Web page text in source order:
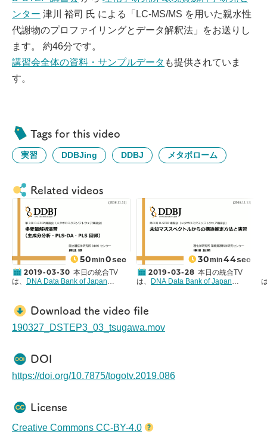
ンター 津川 裕司 氏 による「LC-MS/MS を用いた親水性
代謝物のプロファイリングとデータ解釈法」をお送りし
ます。 約46分です。
講習会全体の資料・サンプルデータ も提供されていま
す。
Tags for this video
実習 DDBJing DDBJ メタボローム
Related videos
50min0sec
2019-03-30 本日の統合TV
は、 DNA Data Bank of Japan
STEP 講習会から国立遺伝学研究所
DDBJ センター櫻井 望 氏 による
「多変量解析演習（主成分分析・
PLS-DA・PLS 回帰）」をお送りし
講習会全体の資料・サンプルデータ
も提供されています。
30min44sec
2019-03-28 本日の統合TV
は、 DNA Data Bank of Japan
STEP 講習会
資源科学研究センター
による「未知マススペクトルからの
構造推定方法と演習」をお送りしま
Download the video file
190327_DSTEP3_03_tsugawa.mov
DOI
https://doi.org/10.7875/togotv.2019.086
License
Creative Commons CC-BY-4.0